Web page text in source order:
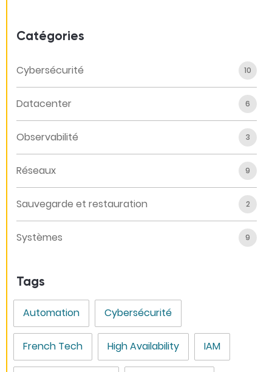
Catégories
Cybersécurité 10
Datacenter 6
Observabilité 3
Réseaux 9
Sauvegarde et restauration 2
Systèmes 9
Tags
Automation Cybersécurité
French Tech High Availability IAM